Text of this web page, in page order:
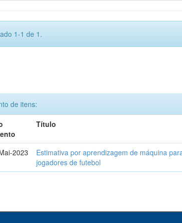
1-1 de 1.
de itens:
Título
2023
Estimativa por aprendizagem de máquina
jogadores de futebol